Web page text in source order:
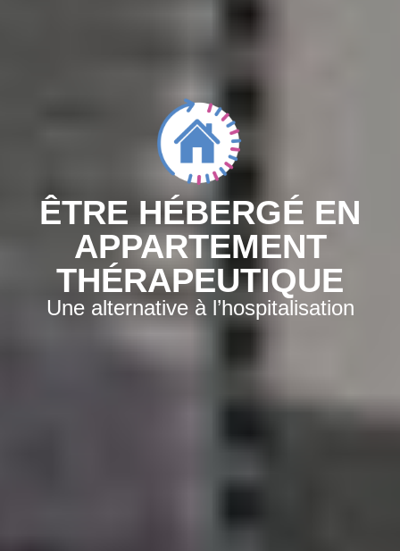
ÊTRE HÉBERGÉ EN
APPARTEMENT
THÉRAPEUTIQUE
Une alternative à l’hospitalisation